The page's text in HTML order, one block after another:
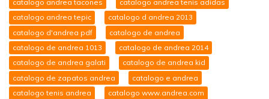
catalogo andrea tacones
catalogo andrea tenis adidas
catalogo andrea tepic
catalogo d andrea 2013
catalogo d'andrea pdf
catalogo de andrea
catalogo de andrea 1013
catalogo de andrea 2014
catalogo de andrea galati
catalogo de andrea kid
catalogo de zapatos andrea
catalogo e andrea
catalogo tenis andrea
catalogo www.andrea.com